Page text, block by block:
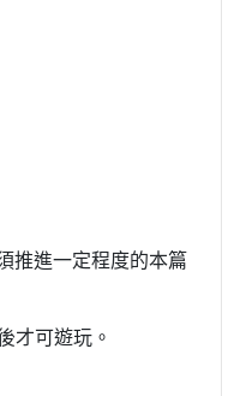
推進一定程度的本篇
才可遊玩。